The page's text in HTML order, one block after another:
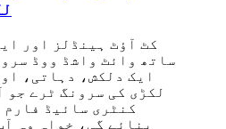
کٹ آؤٹ ہینڈلز اور
ساتھ وائٹ واشڈ ووڈ
ایک دلکش، دہاتی،
لکڑی کی سرونگ ٹرے جو
کنٹری سائیڈ
بنائے گی، خواہ وہ